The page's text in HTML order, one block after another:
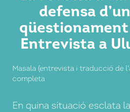
del moviment socialista
del derrocament de
l’exèrcit el passat 3 de
desfermada contra els
i […]
defensa
Entrevista a
Masala (entrevista i traducció de
completa
En quina situació esclata